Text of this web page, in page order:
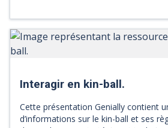
Interagir en kin-ball.
Cette présentation Genially contient
d’informations sur le kin-ball et ses